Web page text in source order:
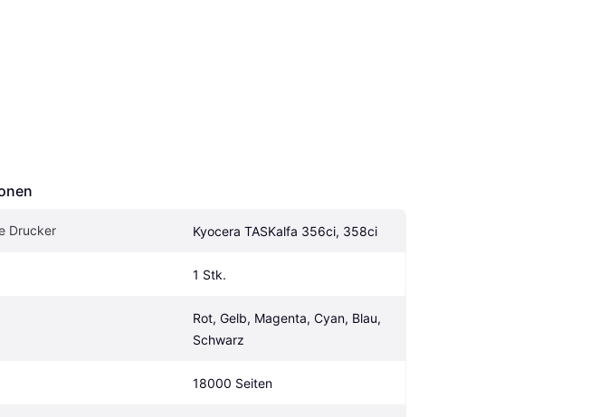
Drucker Kyocera TASKalfa 356ci, 358ci
1 Stk.
Rot, Gelb, Magenta, Cyan, Blau,
Schwarz
18000 Seiten